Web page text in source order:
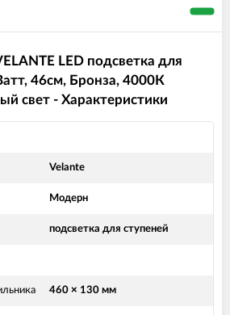
LED подсветка для
46см, Бронза, 4000К
свет - Характеристики
Velante
Модерн
подсветка для ступеней
460 × 130 мм